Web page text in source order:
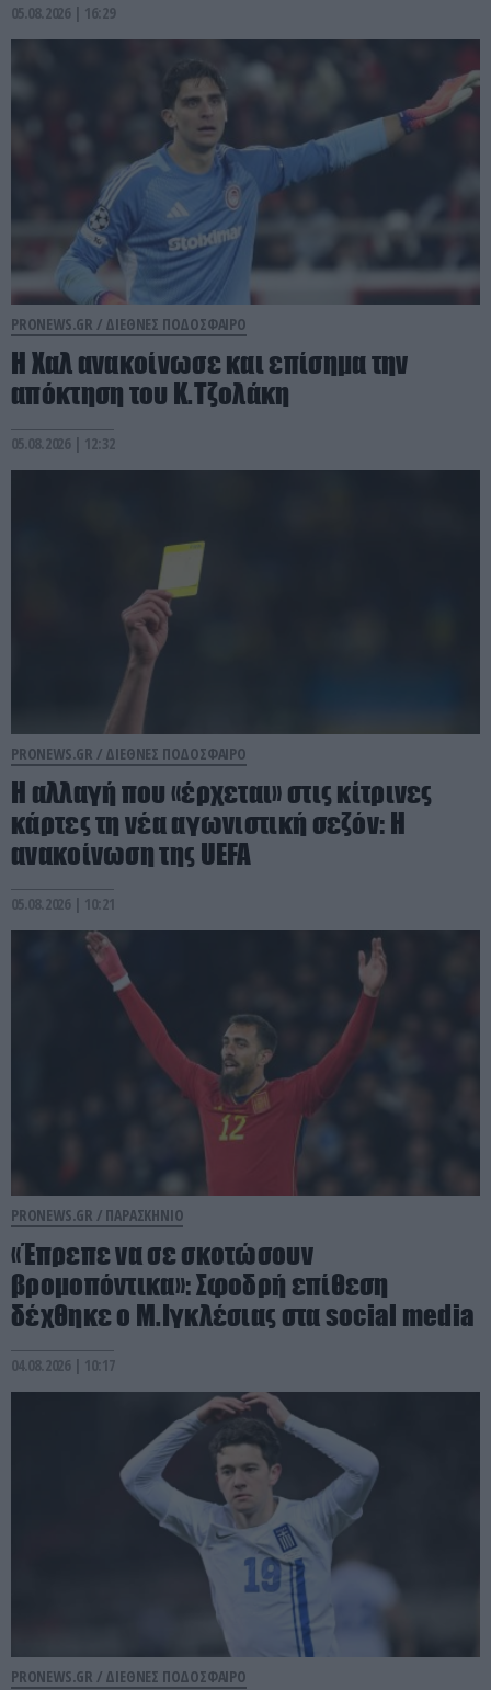
05.08.2026 | 16:29
PRONEWS.GR / ΔΙΕΘΝΕΣ ΠΟΔΟΣΦΑΙΡΟ
Η Χαλ ανακοίνωσε και επίσημα την
απόκτηση του Κ.Τζολάκη
05.08.2026 | 12:32
PRONEWS.GR / ΔΙΕΘΝΕΣ ΠΟΔΟΣΦΑΙΡΟ
Η αλλαγή που «έρχεται» στις κίτρινες
κάρτες τη νέα αγωνιστική σεζόν: Η
ανακοίνωση της UEFA
05.08.2026 | 10:21
PRONEWS.GR / ΠΑΡΑΣΚΗΝΙΟ
«Έπρεπε να σε σκοτώσουν
βρομοπόντικα»: Σφοδρή επίθεση
δέχθηκε ο Μ.Ιγκλέσιας στα social media
04.08.2026 | 10:17
PRONEWS.GR / ΔΙΕΘΝΕΣ ΠΟΔΟΣΦΑΙΡΟ